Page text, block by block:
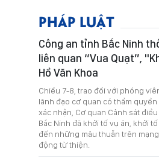
PHÁP LUẬT
Công an tỉnh Bắc Ninh
liên quan “Vua Quạt”,
Hồ Văn Khoa
Chiều 7-8, trao đổi với phóng
lãnh đạo cơ quan có thẩm
xác nhận, Cơ quan Cảnh sát
Bắc Ninh đã khởi tố vụ án, khởi
đến những mâu thuẫn trên
động từ thiện.